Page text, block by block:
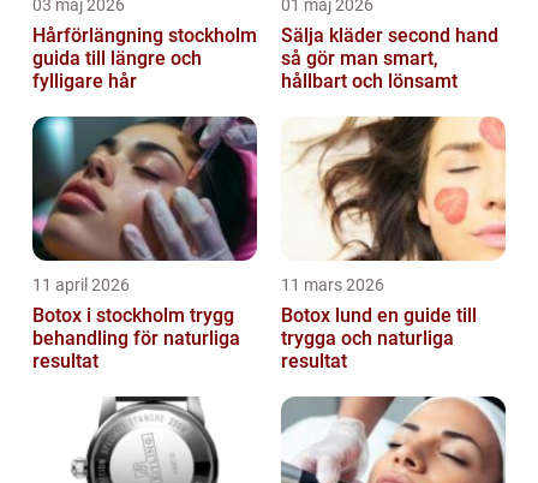
03 maj 2026
Hårförlängning stockholm
guida till längre och
fylligare hår
01 maj 2026
Sälja kläder second hand
så gör man smart,
hållbart och lönsamt
11 april 2026
Botox i stockholm trygg
behandling för naturliga
resultat
11 mars 2026
Botox lund en guide till
trygga och naturliga
resultat